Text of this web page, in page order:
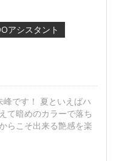
アシスタント
です！ 夏といえばハ
て暗めのカラーで落ち
らこそ出来る艶感を楽